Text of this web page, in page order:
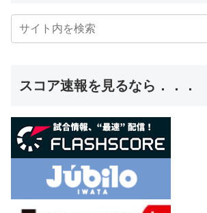
スコア速報を見るなら．．．